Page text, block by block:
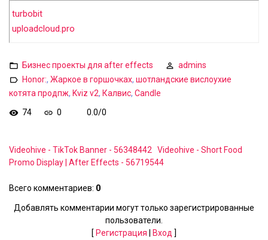
turbobit
uploadcloud.pro
Бизнес проекты для after effects
admins
Honor:, Жаркое в горшочках, шотландские вислоухие
котята продпж, Kviz v2, Калвис, Сandle
74
0 0.0/0
Videohive - TikTok Banner - 56348442
Videohive - Short Food
Promo Display | After Effects - 56719544
Всего комментариев: 0
Добавлять комментарии могут только зарегистрированные
пользователи.
[ Регистрация Вход ]